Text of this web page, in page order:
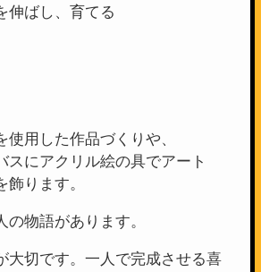
伸ばし、育てる
使用した作品づくりや、
スにアクリル絵の具でアート
ります。
物語があります。
大切です。一人で完成させる喜